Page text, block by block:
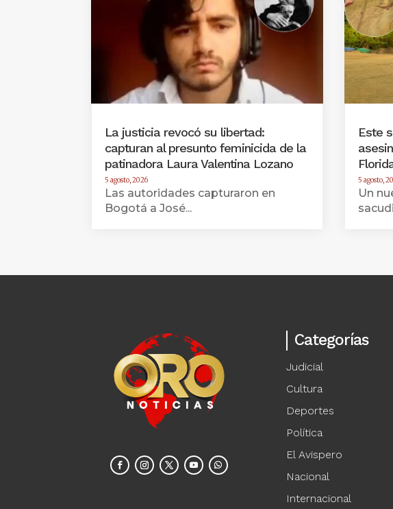
La justicia revocó su libertad:
capturan al presunto feminicida de la
patinadora Laura Valentina Lozano
5 agosto, 2026
Las autoridades capturaron en
Bogotá a José...
Este
5 agosto,
Un
Categorías
Judicial
Cultura
Deportes
Política
El Avispero
Nacional
Internacional